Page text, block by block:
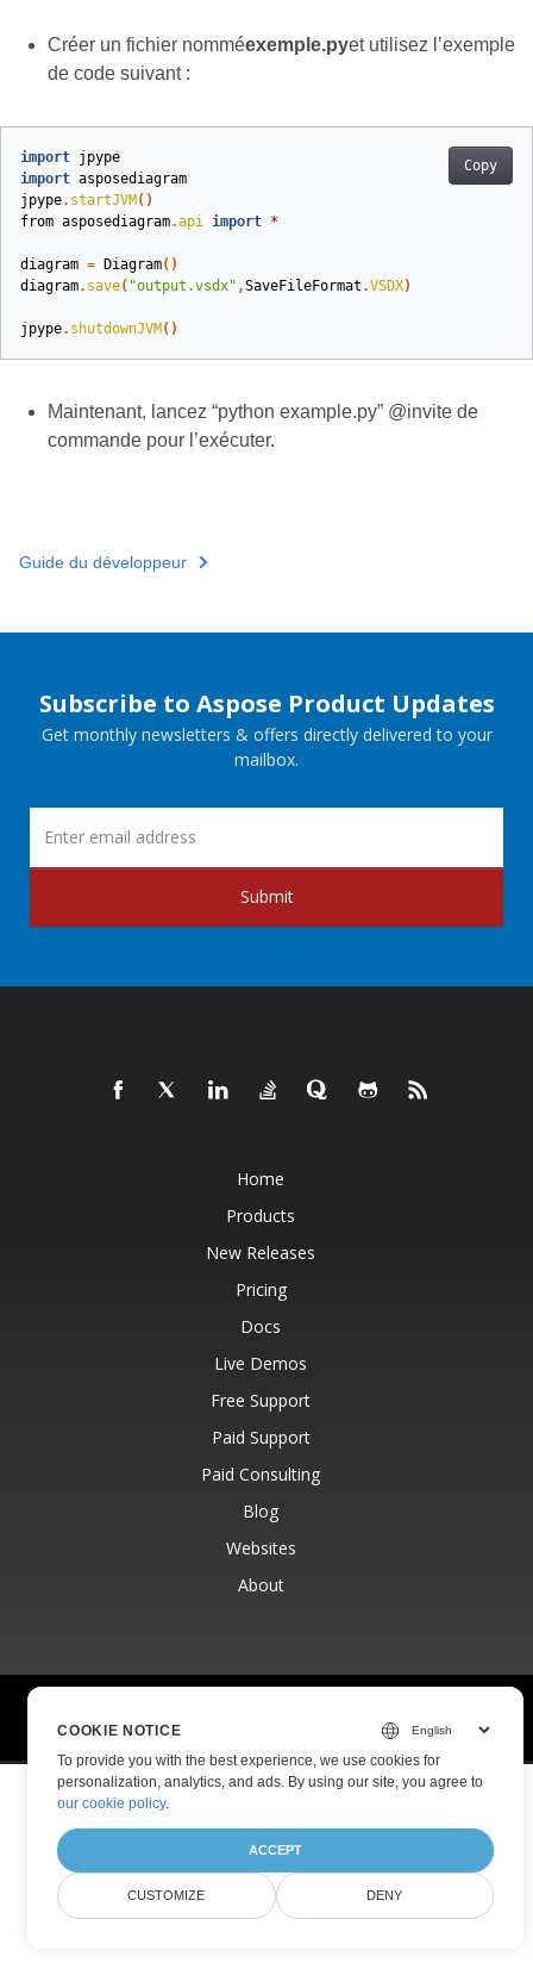
Créer un fichier nomméexemple.pyet utilisez l’exemple
de code suivant :
Copy
import jpype
import asposediagram
jpype. startJVM()
from asposediagram.api import *
diagram = Diagram()
diagram. save( "output.vsdx" ,SaveFileFormat .VSDX)
jpype. shutdownJVM()
Maintenant, lancez “python example.py” @invite de
commande pour l’exécuter.
Guide du développeur
Subscribe to Aspose Product Updates
Get monthly newsletters & offers directly delivered to your
mailbox.
Submit
Home
Products
New Releases
Pricing
Docs
Live Demos
Free Support
Paid Support
Paid Consulting
Blog
Websites
About
Privacy Policy
COOKIE NOTICE
To provide you with the best experience, we use cookies for
personalization, analytics, and ads. By using our site, you agree to
our cookie policy.
ACCEPT
CUSTOMIZE DENY